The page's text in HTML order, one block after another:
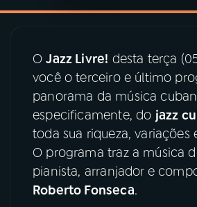
YouTube
Instagram X
TikTok
OJazz Livre! desta terça
você o terceiro e último
panorama da música
especificamente, do jazz
toda sua riqueza, variações
O programa traz a música
pianista, arranjador e
Roberto Fonseca.